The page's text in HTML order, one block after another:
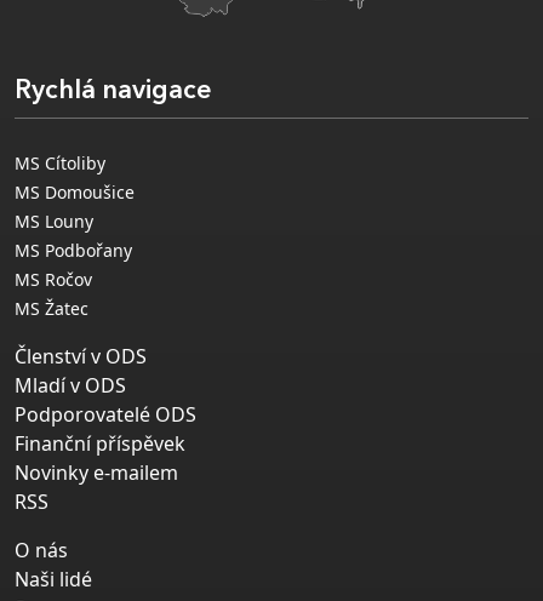
Rychlá navigace
MS Cítoliby
MS Domoušice
MS Louny
MS Podbořany
MS Ročov
MS Žatec
Členství v ODS
Mladí v ODS
Podporovatelé ODS
Finanční příspěvek
Novinky e-mailem
RSS
O nás
Naši lidé